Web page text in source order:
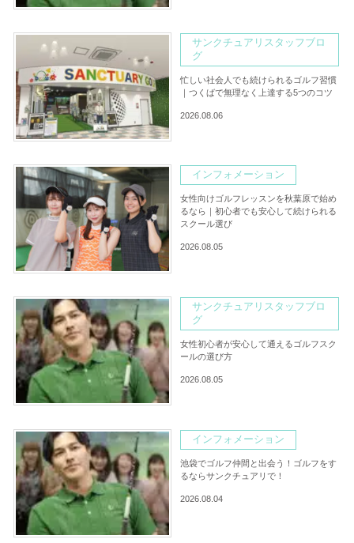
サンクチュアリスタッフブロ
グ
忙しい社会人でも続けられるゴルフ習慣
｜つくばで無理なく上達する5つのコツ
2026.08.06
インフォメーション
女性向けゴルフレッスンを秋葉原で始め
るなら｜初心者でも安心して続けられる
スクール選び
2026.08.05
サンクチュアリスタッフブロ
グ
女性初心者が安心して通えるゴルフスク
ールの選び方
2026.08.05
インフォメーション
池袋でゴルフ仲間と出会う！ゴルフをす
るならサンクチュアリで！
2026.08.04